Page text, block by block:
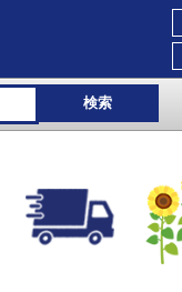
検索